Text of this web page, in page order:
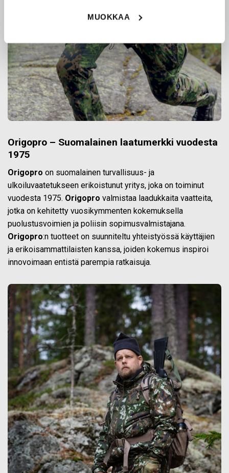
MUOKKAA
Origopro – Suomalainen laatumerkki vuodesta
1975
Origopro on suomalainen turvallisuus- ja
ulkoiluvaatetukseen erikoistunut yritys, joka on toiminut
vuodesta 1975. Origopro valmistaa laadukkaita vaatteita,
jotka on kehitetty vuosikymmenten kokemuksella
puolustusvoimien ja poliisin sopimusvalmistajana.
Origopro:n tuotteet on suunniteltu yhteistyössä käyttäjien
ja erikoisammattilaisten kanssa, joiden kokemus inspiroi
innovoimaan entistä parempia ratkaisuja.